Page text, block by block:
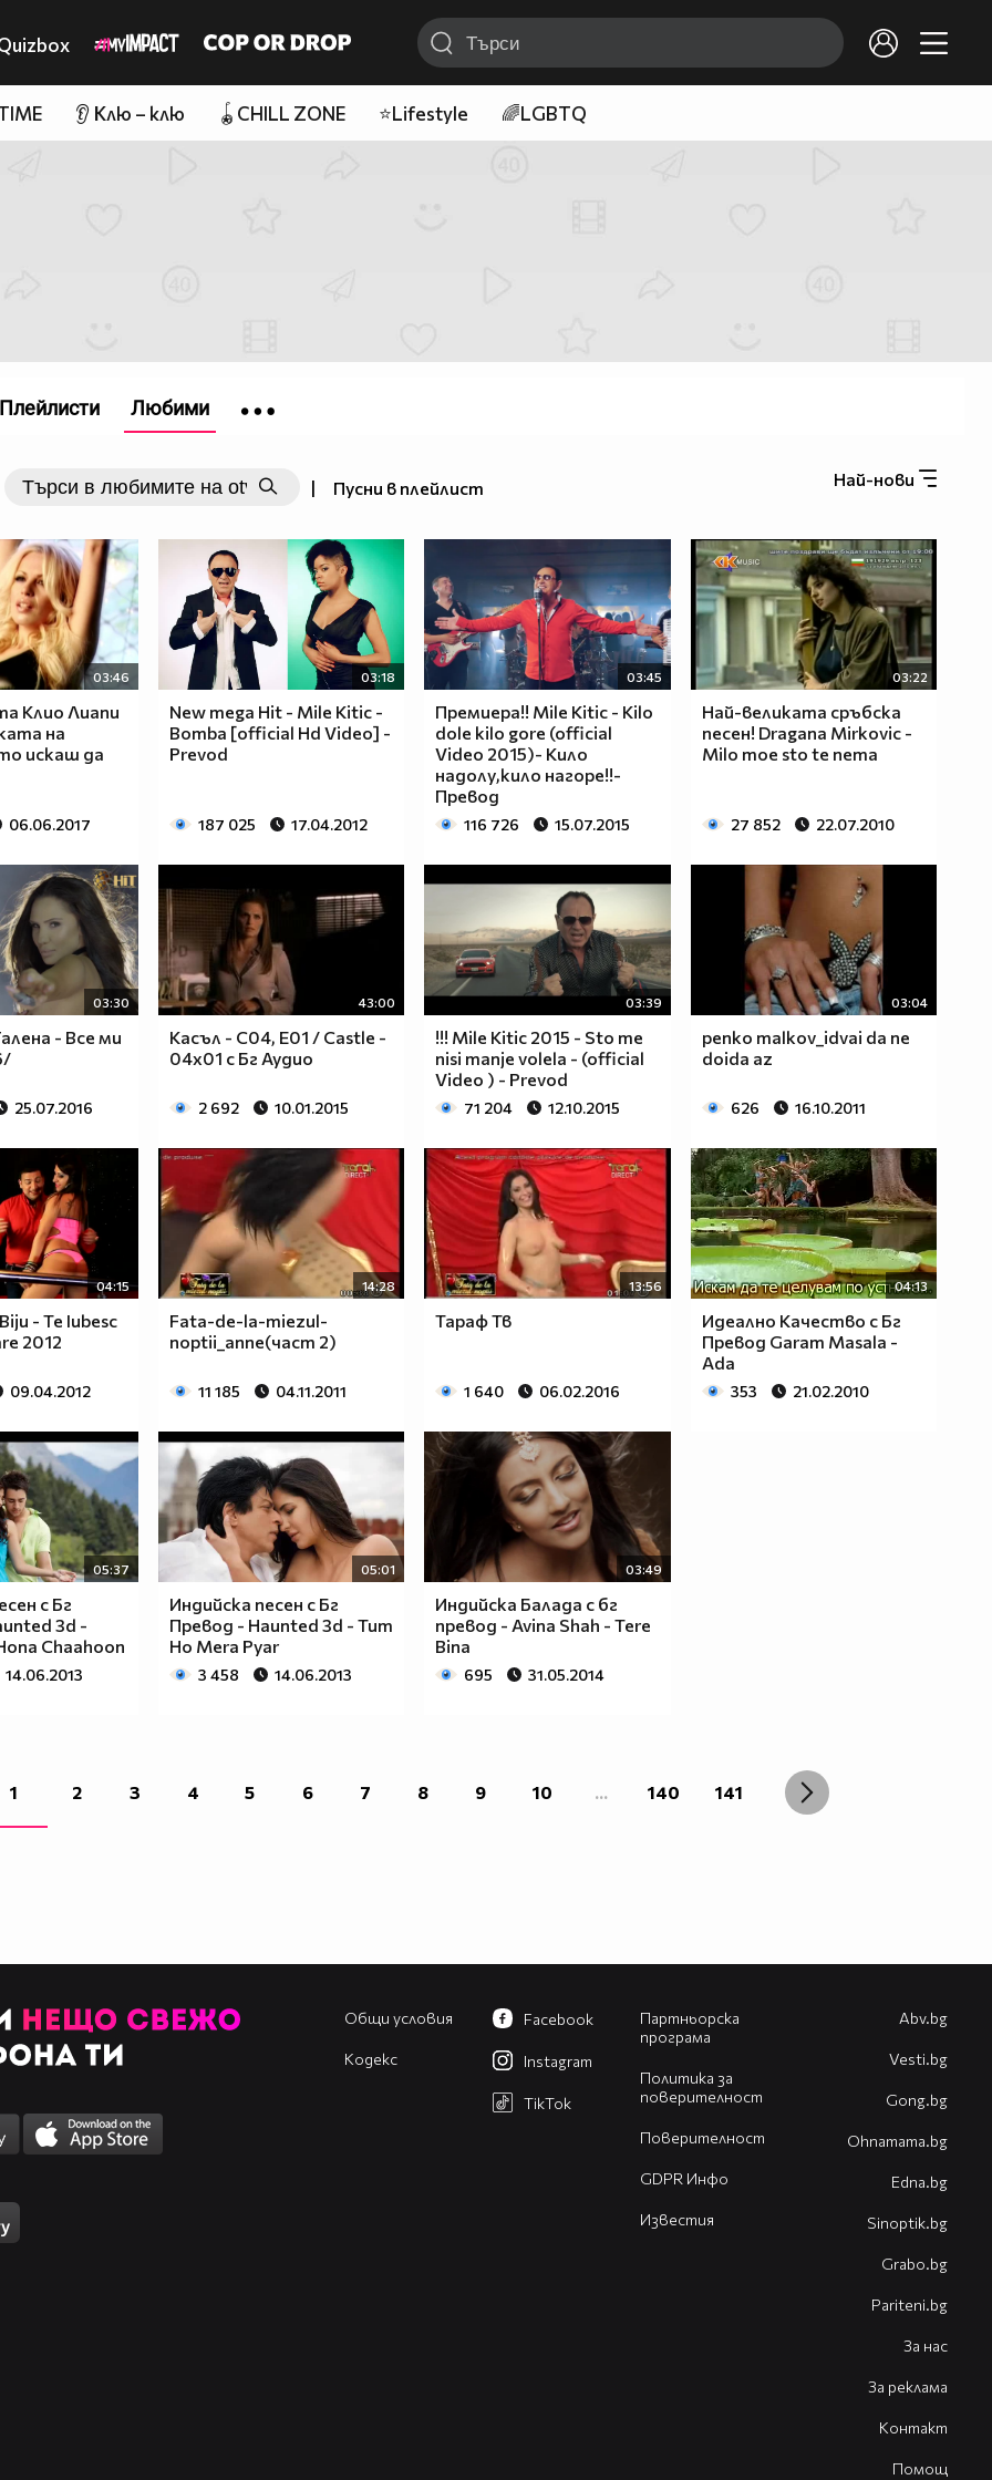
👂 Клю – клю 🪀CHILL ZONE ⭐Lifestyle 🌈LGBTQ
| Пусни в плейлист Най-нови
03:46
Клио Лиапи
на
искаш да
06.06.2017
03:18
New mega Hit - Mile Kitic -
Bomba [official Hd Video] -
Prevod
187 025 17.04.2012
03:45
Премиера!! Mile Kitic - Kilo
dole kilo gore (official
Video 2015)- Кило
надолу,кило нагоре!!-
Превод
116 726 15.07.2015
03:22
Най-великата сръбска
песен! Dragana Mirkovic -
Milo moe sto te nema
27 852 22.07.2010
03:30
- Все ми
25.07.2016
43:00
Касъл - С04, Е01 / Castle -
04x01 с Бг Аудио
2 692 10.01.2015
03:39
!!! Mile Kitic 2015 - Sto me
nisi manje volela - (official
Video ) - Prevod
71 204 12.10.2015
03:04
penko malkov_idvai da ne
doida az
626 16.10.2011
04:15
- Te Iubesc
2012
09.04.2012
14:28
Fata-de-la-miezul-
noptii_anne(част 2)
11 185 04.11.2011
13:56
Тараф Тв
1 640 06.02.2016
04:13
Идеално Качество с Бг
Превод Garam Masala -
Ada
353 21.02.2010
05:37
с Бг
3d -
Chaahoon
14.06.2013
05:01
Индийска песен с Бг
Превод - Haunted 3d - Tum
Ho Mera Pyar
3 458 14.06.2013
03:49
Индийска Балада с бг
превод - Avina Shah - Tere
Bina
695 31.05.2014
1 2 3 4 5 6 7 8 9 10 ... 140 141
Плейлисти Любими
Общи условия
Кодекс
Партньорска
програма
Политика за
поверителност
Поверителност
GDPR Инфо
Известия
Facebook
Instagram
TikTok
Abv.bg
Vesti.bg
Gong.bg
Оhnamama.bg
Edna.bg
Sinoptik.bg
Grabo.bg
Pariteni.bg
За нас
За реклама
Контакт
Помощ